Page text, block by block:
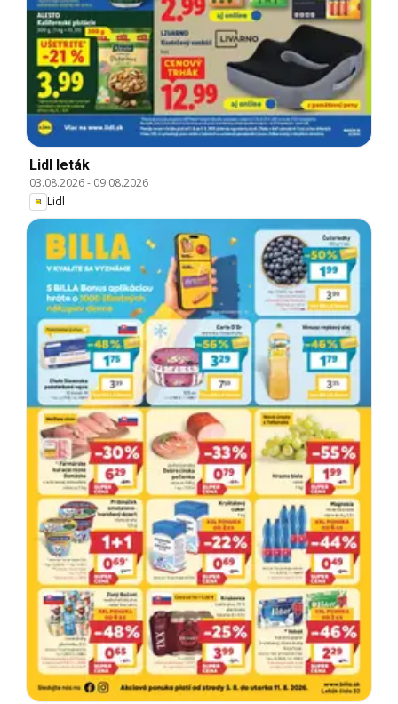
Lidl leták
03.08.2026- 09.08.2026
Lidl